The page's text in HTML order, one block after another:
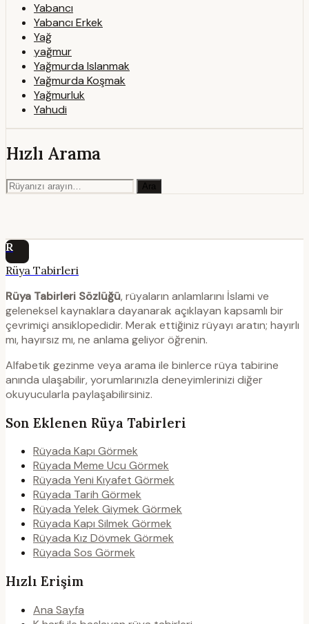
Yabancı
Yabancı Erkek
Yağ
yağmur
Yağmurda Islanmak
Yağmurda Koşmak
Yağmurluk
Yahudi
Hızlı Arama
Ara
R
Rüya Tabirleri
Rüya Tabirleri Sözlüğü, rüyaların anlamlarını İslami ve
geleneksel kaynaklara dayanarak açıklayan kapsamlı bir
çevrimiçi ansiklopedidir. Merak ettiğiniz rüyayı aratın; hayırlı
mı, hayırsız mı, ne anlama geliyor öğrenin.
Alfabetik gezinme veya arama ile binlerce rüya tabirine
anında ulaşabilir, yorumlarınızla deneyimlerinizi diğer
okuyucularla paylaşabilirsiniz.
Son Eklenen Rüya Tabirleri
Rüyada Kapı Görmek
Rüyada Meme Ucu Görmek
Rüyada Yeni Kıyafet Görmek
Rüyada Tarih Görmek
Rüyada Yelek Giymek Görmek
Rüyada Kapı Silmek Görmek
Rüyada Kız Dövmek Görmek
Rüyada Sos Görmek
Hızlı Erişim
Ana Sayfa